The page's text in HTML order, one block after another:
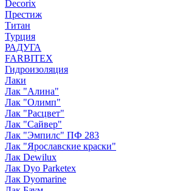
Decorix
Престиж
Титан
Турция
РАДУГА
FARBITEX
Гидроизоляция
Лаки
Лак "Алина"
Лак "Олимп"
Лак "Расцвет"
Лак "Сайвер"
Лак "Эмпилс" ПФ 283
Лак "Ярославские краски"
Лак Dewilux
Лак Dyo Parketex
Лак Dyomarine